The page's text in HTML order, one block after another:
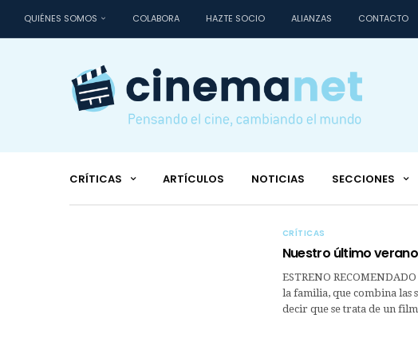
QUIÉNES SOMOS COLABORA HAZTE SOCIO ALIANZAS CONTACTO
CRÍTICAS ARTÍCULOS NOTICIAS SECCIONES
CRÍTICAS
Nuestro último
ESTRENO
la familia, que combina las
decir que se trata de un